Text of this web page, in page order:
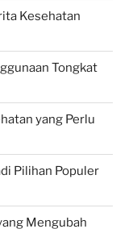
Kesehatan
Tongkat
yang Perlu
Pilihan Populer
Mengubah